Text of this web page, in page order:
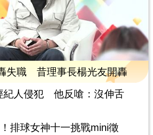
失職 昔理事長楊光友開轟
紀人侵犯 他反嗆：沒伸舌
排球女神十一挑戰mini徵